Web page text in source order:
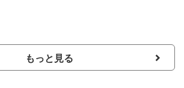
もっと見る